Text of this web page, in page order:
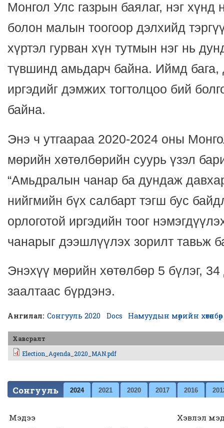
Монгол Улс газрын баялаг, нэг хүнд
болон малын тоогоор дэлхийд
хүртэл гурван хүн тутмын нэг нь
түвшинд амьдарч байна. Иймд бага,
иргэдийг дэмжих тогтолцоо бий
байна.
Энэ ч утгаараа 2020-2024 оны
мөрийн хөтөлбөрийн суурь үзэл
“Амьдралын чанар ба дундаж
нийгмийн бүх салбарт тэгш бус
орлоготой иргэдийн тоог
чанарыг дээшлүүлэх зорилт тавьж
Энэхүү мөрийн хөтөлбөр 5 бүлэг, 34
заалтаас бүрдэнэ.
Ангилал: Сонгууль 2020 Docs Намуудын мөрийн хөтөлбөр
Хавсралт
Election_Agenda_2020_MAN.pdf
Сонгууль 2024 2021 2020 2017 2016
Мэдээ Хэвлэл